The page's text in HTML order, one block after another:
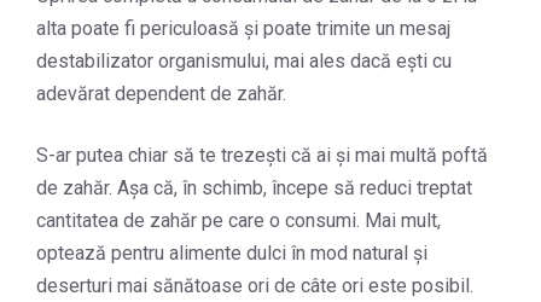
alta poate fi periculoasă și poate trimite un mesaj
destabilizator organismului, mai ales dacă ești cu
adevărat dependent de zahăr.
S-ar putea chiar să te trezești că ai și mai multă poftă
de zahăr. Așa că, în schimb, începe să reduci treptat
cantitatea de zahăr pe care o consumi. Mai mult,
optează pentru alimente dulci în mod natural și
deserturi mai sănătoase ori de câte ori este posibil.